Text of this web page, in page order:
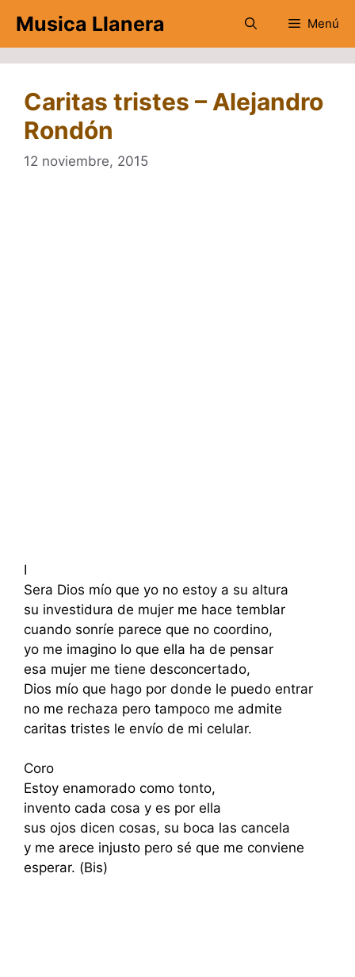
contenido
Musica Llanera Menú
Caritas tristes – Alejandro
Rondón
12 noviembre, 2015
I
Sera Dios mío que yo no estoy a su altura
su investidura de mujer me hace temblar
cuando sonríe parece que no coordino,
yo me imagino lo que ella ha de pensar
esa mujer me tiene desconcertado,
Dios mío que hago por donde le puedo entrar
no me rechaza pero tampoco me admite
caritas tristes le envío de mi celular.
Coro
Estoy enamorado como tonto,
invento cada cosa y es por ella
sus ojos dicen cosas, su boca las cancela
y me arece injusto pero sé que me conviene
esperar. (Bis)